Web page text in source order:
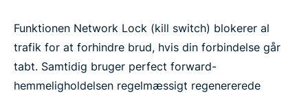
Funktionen Network Lock (kill switch) blokerer al
trafik for at forhindre brud, hvis din forbindelse går
tabt. Samtidig bruger perfect forward-
hemmeligholdelsen regelmæssigt regenererede